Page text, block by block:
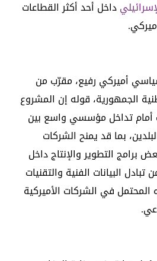
داخل أحد أكثر القطاعات
أميركي رفيع، مقرّب من
الجمهورية، قوله إن المشروع
أمام تداخل مؤسسي واسع بين
بما قد يمنح الشركات
برامج التطوير والإنتاج داخل
تبادل البيانات الفنية والتقنيات
المحتمل في الشركات الأميركية